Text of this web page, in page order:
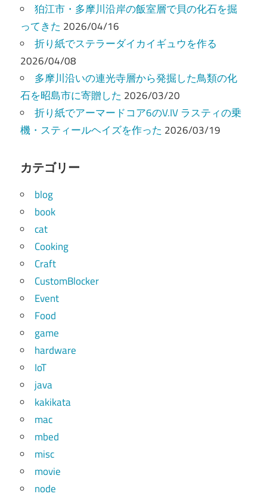
狛江市・多摩川沿岸の飯室層で貝の化石を掘
ってきた 2026/04/16
折り紙でステラーダイカイギュウを作る
2026/04/08
多摩川沿いの連光寺層から発掘した鳥類の化
石を昭島市に寄贈した 2026/03/20
折り紙でアーマードコア6のV.IV ラスティの乗
機・スティールヘイズを作った 2026/03/19
カテゴリー
blog
book
cat
Cooking
Craft
CustomBlocker
Event
Food
game
hardware
IoT
java
kakikata
mac
mbed
misc
movie
node